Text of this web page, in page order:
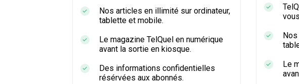
Nos articles en illimité sur ordinateur,
tablette et mobile.
Le magazine TelQuel en numérique
avant la sortie en kiosque.
Des informations confidentielles
résérvées aux abonnés.
Le